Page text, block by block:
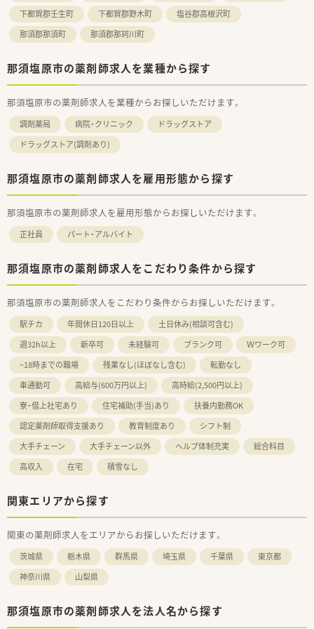
下都賀郡壬生町
下都賀郡野木町
塩谷郡高根沢町
那須郡那須町
那須郡那珂川町
那須塩原市の薬剤師求人を業種から探す
那須塩原市の薬剤師求人を業種からお探しいただけます。
調剤薬局 病院・クリニック
ドラッグストア
ドラッグストア(調剤あり)
那須塩原市の薬剤師求人を雇用形態から探す
那須塩原市の薬剤師求人を雇用形態からお探しいただけます。
正社員 パート・アルバイト
那須塩原市の薬剤師求人をこだわり条件から探す
那須塩原市の薬剤師求人をこだわり条件からお探しいただけます。
駅チカ 年間休日120日以上
土日休み(相談可含む)
週32h以上
新卒可 未経験可 ブランク可
Ｗワーク可
~18時までの職場
残業なし(ほぼなし含む)
転勤なし
車通勤可
高給与(600万円以上)
高時給(2,500円以上)
寮・借上社宅あり
住宅補助(手当)あり
扶養内勤務OK
認定薬剤師取得支援あり
教育制度あり
シフト制
大手チェーン
大手チェーン以外 ヘルプ体制充実
総合科目
高収入
在宅 積雪なし
関東エリアから探す
関東の薬剤師求人をエリアからお探しいただけます。
茨城県 栃木県 群馬県 埼玉県 千葉県
東京都
神奈川県
山梨県
那須塩原市の薬剤師求人を法人名から探す